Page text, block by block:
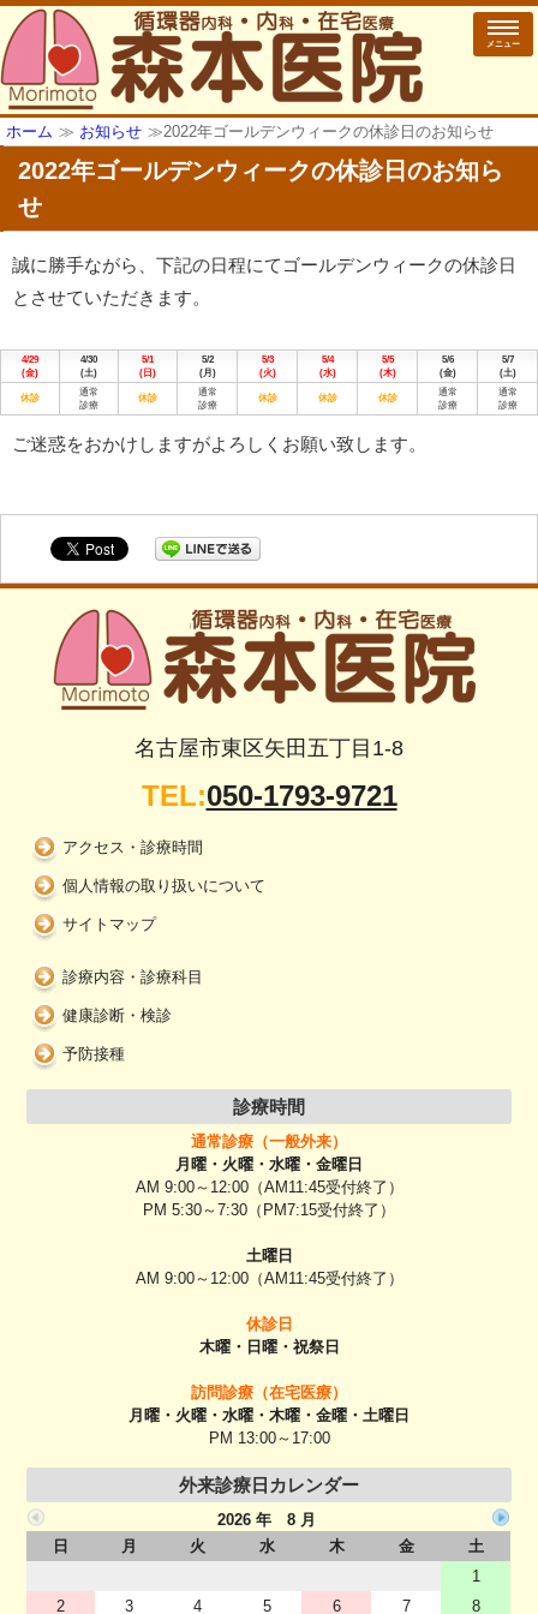
メニュー
ホーム ≫ お知らせ ≫2022年ゴールデンウィークの休診日のお知らせ
2022年ゴールデンウィークの休診日のお知ら
せ
誠に勝手ながら、下記の日程にてゴールデンウィークの休診日
とさせていただきます。
4/29
(金)
4/30
(土)
5/1
(日)
5/2
(月)
5/3
(火)
5/4
(水)
5/5
(木)
5/6
(金)
5/7
(土)
休診
通常
診療
休診
通常
診療
休診 休診 休診
通常
診療
通常
診療
ご迷惑をおかけしますがよろしくお願い致します。
名古屋市東区矢田五丁目1-8
TEL:050-1793-9721
アクセス・診療時間
個人情報の取り扱いについて
サイトマップ
診療内容・診療科目
健康診断・検診
予防接種
診療時間
通常診療（一般外来）
月曜・火曜・水曜・金曜日
AM 9:00～12:00（AM11:45受付終了）
PM 5:30～7:30（PM7:15受付終了）
土曜日
AM 9:00～12:00（AM11:45受付終了）
休診日
木曜・日曜・祝祭日
訪問診療（在宅医療）
月曜・火曜・水曜・木曜・金曜・土曜日
PM 13:00～17:00
外来診療日カレンダー
2026 年 8 月
日
月 火 水 木 金
土
1
2
3 4 5 6 7 8